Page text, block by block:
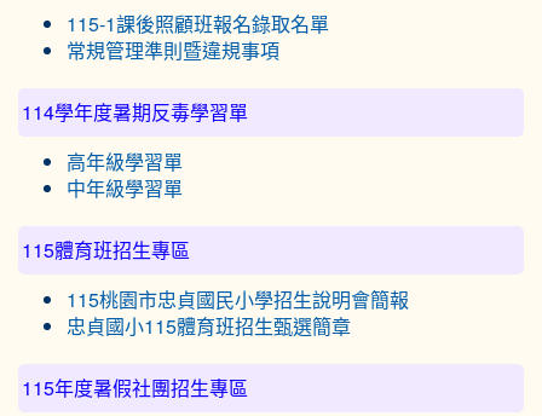
115-1課後照顧班報名錄取名單
常規管理準則暨違規事項
114學年度暑期反毒學習單
高年級學習單
中年級學習單
115體育班招生專區
115桃園市忠貞國民小學招生說明會簡報
忠貞國小115體育班招生甄選簡章
115年度暑假社團招生專區